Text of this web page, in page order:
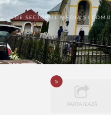
DE SECTORUL MEDIA ȘI
5
PARTAJEAZĂ